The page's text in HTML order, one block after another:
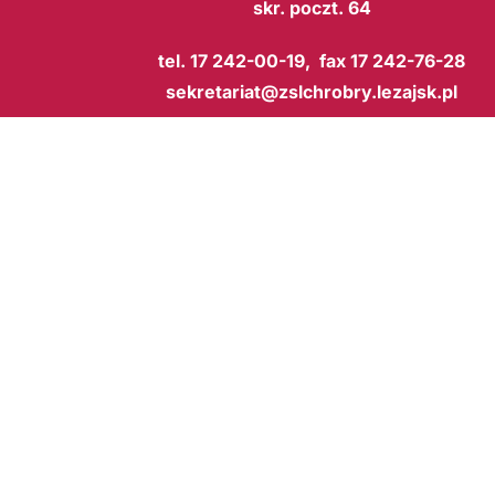
skr. poczt. 64
tel. 17 242-00-19, fax 17 242-76-28
sekretariat@zslchrobry.lezajsk.pl